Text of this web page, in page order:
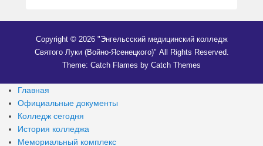
Copyright © 2026 "Энгельсский медицинский колледж
Святого Луки (Войно-Ясенецкого)" All Rights Reserved.
Theme: Catch Flames by Catch Themes
Главная
Официальные документы
Колледж сегодня
История колледжа
Мемориальный комплекс